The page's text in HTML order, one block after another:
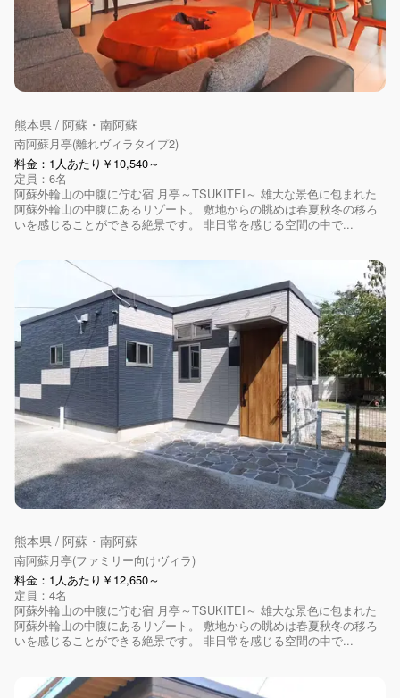
熊本県 / 阿蘇・南阿蘇
南阿蘇月亭(離れヴィラタイプ2)
料金：1人あたり￥10,540～
定員：6名
阿蘇外輪山の中腹に佇む宿 月亭～TSUKITEI～ 雄大な景色に包まれた
阿蘇外輪山の中腹にあるリゾート。 敷地からの眺めは春夏秋冬の移ろ
いを感じることができる絶景です。 非日常を感じる空間の中で...
熊本県 / 阿蘇・南阿蘇
南阿蘇月亭(ファミリー向けヴィラ)
料金：1人あたり￥12,650～
定員：4名
阿蘇外輪山の中腹に佇む宿 月亭～TSUKITEI～ 雄大な景色に包まれた
阿蘇外輪山の中腹にあるリゾート。 敷地からの眺めは春夏秋冬の移ろ
いを感じることができる絶景です。 非日常を感じる空間の中で...